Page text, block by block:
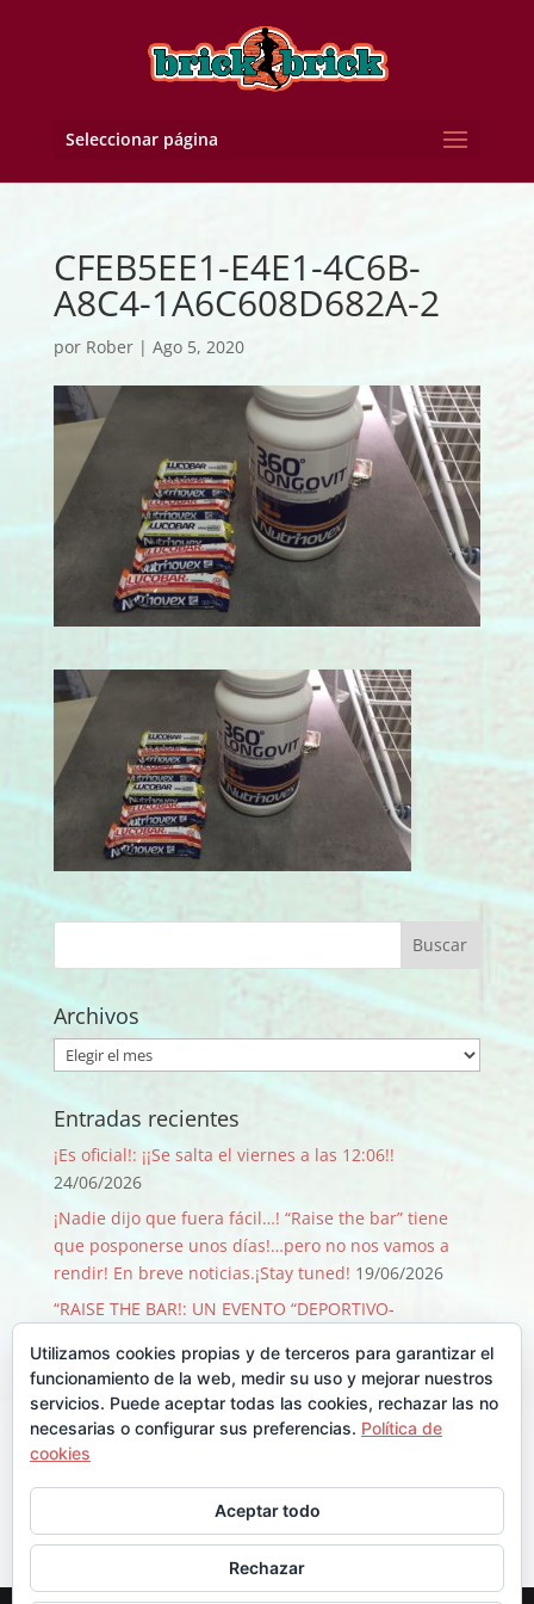
Seleccionar página
CFEB5EE1-E4E1-4C6B-
A8C4-1A6C608D682A-2
por Rober| Ago 5, 2020
Archivos
Archivos
Entradas recientes
¡Es oficial!: ¡¡Se salta el viernes a las 12:06!!
24/06/2026
¡Nadie dijo que fuera fácil…! “Raise the bar” tiene
que posponerse unos días!…pero no nos vamos a
rendir! En breve noticias.¡Stay tuned! 19/06/2026
“RAISE THE BAR!: UN EVENTO “DEPORTIVO-
AÑOS! 09/06/2026
¡GRACIAS, GRACIAS …Y GRACIAS! 29/08/2025
Llegó Junio y con él la Backyard!! 30/06/2025
Comentarios recientes
Utilizamos cookies propias y de terceros para garantizar el
funcionamiento de la web, medir su uso y mejorar nuestros
servicios. Puede aceptar todas las cookies, rechazar las no
necesarias o configurar sus preferencias. Política de
cookies
Aceptar todo
Rechazar